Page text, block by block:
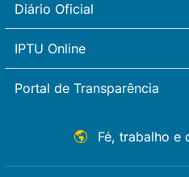
Diário Oficial
IPTU Online
Portal de Transparência
Fé, trabalho e